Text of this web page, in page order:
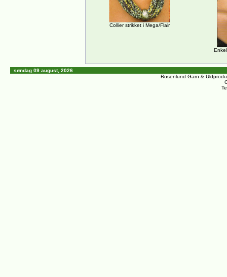
Collier strikket i Mega/Flair
søndag 09 august, 2026
Rosenlund Garn &